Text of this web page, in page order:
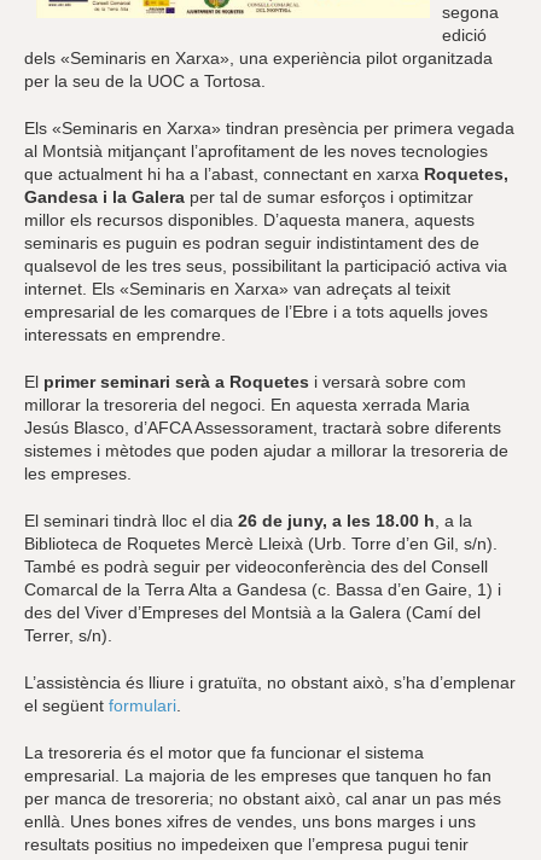
segona
edició
dels «Seminaris en Xarxa», una experiència pilot organitzada
per la seu de la UOC a Tortosa.
Els «Seminaris en Xarxa» tindran presència per primera vegada
al Montsià mitjançant l’aprofitament de les noves tecnologies
que actualment hi ha a l’abast, connectant en xarxa Roquetes,
Gandesa i la Galera per tal de sumar esforços i optimitzar
millor els recursos disponibles. D’aquesta manera, aquests
seminaris es puguin es podran seguir indistintament des de
qualsevol de les tres seus, possibilitant la participació activa via
internet. Els «Seminaris en Xarxa» van adreçats al teixit
empresarial de les comarques de l’Ebre i a tots aquells joves
interessats en emprendre.
El primer seminari serà a Roquetes i versarà sobre com
millorar la tresoreria del negoci. En aquesta xerrada Maria
Jesús Blasco, d’AFCA Assessorament, tractarà sobre diferents
sistemes i mètodes que poden ajudar a millorar la tresoreria de
les empreses.
El seminari tindrà lloc el dia 26 de juny, a les 18.00 h , a la
Biblioteca de Roquetes Mercè Lleixà (Urb. Torre d’en Gil, s/n).
També es podrà seguir per videoconferència des del Consell
Comarcal de la Terra Alta a Gandesa (c. Bassa d’en Gaire, 1) i
des del Viver d’Empreses del Montsià a la Galera (Camí del
Terrer, s/n).
L’assistència és lliure i gratuïta, no obstant això, s’ha d’emplenar
el següent formulari
La tresoreria és el motor que fa funcionar el sistema
empresarial. La majoria de les empreses que tanquen ho fan
per manca de tresoreria; no obstant això, cal anar un pas més
enllà. Unes bones xifres de vendes, uns bons marges i uns
resultats positius no impedeixen que l’empresa pugui tenir